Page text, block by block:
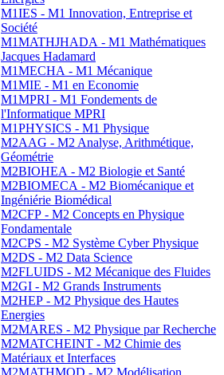
M1IES - M1 Innovation, Entreprise et
Société
M1MATHJHADA - M1 Mathématiques
Jacques Hadamard
M1MECHA - M1 Mécanique
M1MIE - M1 en Economie
M1MPRI - M1 Fondements de
l'Informatique MPRI
M1PHYSICS - M1 Physique
M2AAG - M2 Analyse, Arithmétique,
Géométrie
M2BIOHEA - M2 Biologie et Santé
M2BIOMECA - M2 Biomécanique et
Ingéniérie Biomédical
M2CFP - M2 Concepts en Physique
Fondamentale
M2CPS - M2 Système Cyber Physique
M2DS - M2 Data Science
M2FLUIDS - M2 Mécanique des Fluides
M2GI - M2 Grands Instruments
M2HEP - M2 Physique des Hautes
Energies
M2MARES - M2 Physique par Recherche
M2MATCHEINT - M2 Chimie des
Matériaux et Interfaces
M2MATHMOD - M2 Modélisation